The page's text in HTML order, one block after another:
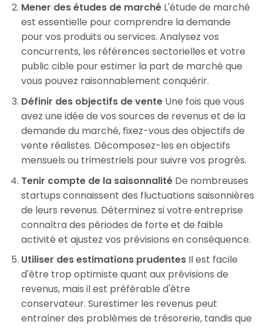
Mener des études de marchéL'étude de marché
est essentielle pour comprendre la demande
pour vos produits ou services. Analysez vos
concurrents, les références sectorielles et votre
public cible pour estimer la part de marché que
vous pouvez raisonnablement conquérir.
Définir des objectifs de venteUne fois que vous
avez une idée de vos sources de revenus et de la
demande du marché, fixez-vous des objectifs de
vente réalistes. Décomposez-les en objectifs
mensuels ou trimestriels pour suivre vos progrès.
Tenir compte de la saisonnalitéDe nombreuses
startups connaissent des fluctuations saisonnières
de leurs revenus. Déterminez si votre entreprise
connaîtra des périodes de forte et de faible
activité et ajustez vos prévisions en conséquence.
Utiliser des estimations prudentesIl est facile
d'être trop optimiste quant aux prévisions de
revenus, mais il est préférable d'être
conservateur. Surestimer les revenus peut
entraîner des problèmes de trésorerie, tandis que